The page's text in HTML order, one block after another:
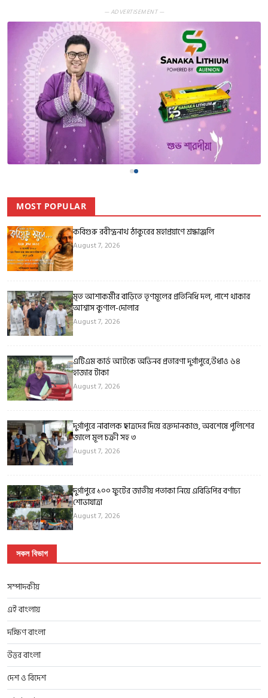
— ADVERTISEMENT —
MOST POPULAR
কবিগুরু রবীন্দ্রনাথ ঠাকুরের মহাপ্রয়াণে শ্রদ্ধাঞ্জলি
August 7, 2026
মৃত আশাকর্মীর বাড়িতে তৃণমূলের প্রতিনিধি দল, পাশে থাকার
আশ্বাস কুণাল-দোলার
August 7, 2026
এটিএম কার্ড আটকে অভিনব প্রতারণা দুর্গাপুরে,উধাও ৬৪
হাজার টাকা
August 7, 2026
দুর্গাপুরে নাবালক ছাত্রদের দিয়ে রক্তদানকাণ্ড, অবশেষে পুলিশের
জালে মূল চক্রী সহ ৩
August 7, 2026
দুর্গাপুরে ১০০ ফুটের জাতীয় পতাকা নিয়ে এবিভিপির বর্ণাঢ্য
শোভাযাত্রা
August 7, 2026
সকল বিভাগ
সম্পাদকীয়
এই বাংলায়
দক্ষিণ বাংলা
উত্তর বাংলা
দেশ ও বিদেশ